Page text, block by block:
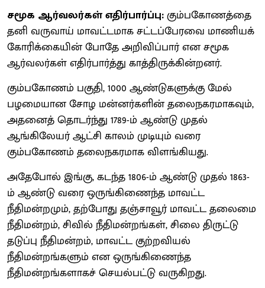
சமூக ஆர்வலர்கள் எதிர்பார்ப்பு:கும்பகோணத்தை
தனி வருவாய் மாவட்டமாக சட்டப்பேரவை மாணியக்
கோரிக்கையின் போதே அறிவிப்பார் என சமூக
ஆர்வலர்கள் எதிர்பார்த்து காத்திருக்கின்றனர்.
கும்பகோணம் பகுதி, 1000 ஆண்டுகளுக்கு மேல்
பழமையான சோழ மன்னர்களின் தலைநகரமாகவும்,
அதனைத் தொடர்ந்து 1789-ம் ஆண்டு முதல்
ஆங்கிலேயர் ஆட்சி காலம் முடியும் வரை
கும்பகோணம் தலைநகரமாக விளங்கியது.
அதேபோல் இங்கு, கடந்த 1806-ம் ஆண்டு முதல் 1863-
ம் ஆண்டு வரை ஒருங்கிணைந்த மாவட்ட
நீதிமன்றமும், தற்போது தஞ்சாவூர் மாவட்ட தலைமை
நீதிமன்றம், சிவில் நீதிமன்றங்கள், சிலை திருட்டு
தடுப்பு நீதிமன்றம், மாவட்ட குற்றவியல்
நீதிமன்றங்களும் என ஒருங்கிணைந்த
நீதிமன்றங்களாகச் செயல்பட்டு வருகிறது.